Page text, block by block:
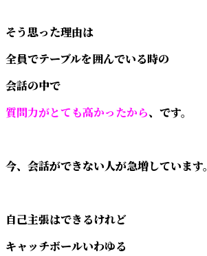
そう思った理由は
全員でテーブルを囲んでいる時の
会話の中で
質問力がとても高かったから、です。
今、会話ができない人が急増しています。
自己主張はできるけれど
キャッチボールいわゆる